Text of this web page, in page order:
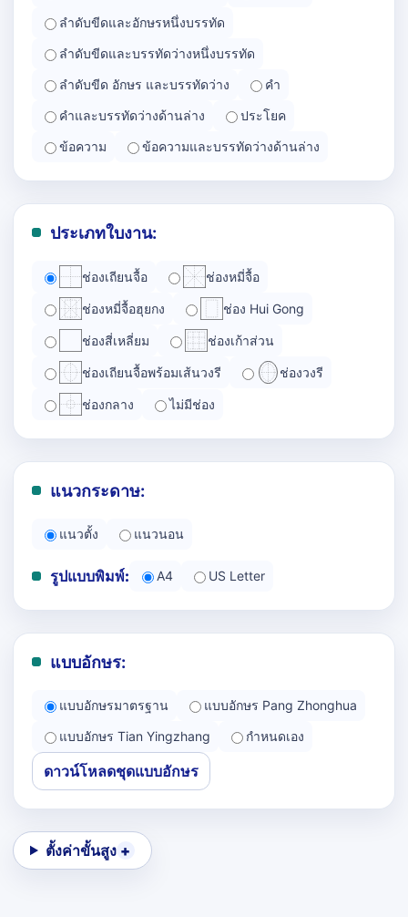
ลำดับขีดและอักษรหนึ่งบรรทัด
ลำดับขีดและบรรทัดว่างหนึ่งบรรทัด
ลำดับขีด อักษร และบรรทัดว่าง
คำ
คำและบรรทัดว่างด้านล่าง
ประโยค
ข้อความ
ข้อความและบรรทัดว่างด้านล่าง
ประเภทใบงาน:
ช่องเถียนจื้อ ช่องหมี่จื้อ
ช่องหมี่จื้อฮุยกง ช่อง Hui Gong
ช่องสี่เหลี่ยม ช่องเก้าส่วน
ช่องเถียนจื้อพร้อมเส้นวงรี ช่องวงรี
ช่องกลาง ไม่มีช่อง
แนวกระดาษ:
แนวตั้ง แนวนอน
รูปแบบพิมพ์: A4 US Letter
แบบอักษร:
แบบอักษรมาตรฐาน
แบบอักษร Pang Zhonghua
แบบอักษร Tian Yingzhang
กำหนดเอง
ดาวน์โหลดชุดแบบอักษร
ตั้งค่าขั้นสูง